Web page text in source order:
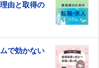
由と取得の
で効かない